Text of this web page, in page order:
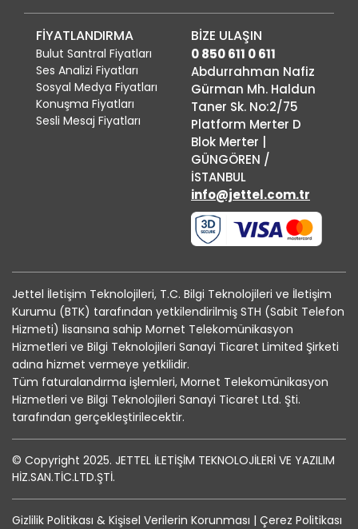
FİYATLANDIRMA
Bulut Santral Fiyatları
Ses Analizi Fiyatları
Sosyal Medya Fiyatları
Konuşma Fiyatları
Sesli Mesaj Fiyatları
BİZE ULAŞIN
0 850 611 0 611
Abdurrahman Nafiz
Gürman Mh. Haldun
Taner Sk. No:2/75
Platform Merter D
Blok Merter |
GÜNGÖREN /
İSTANBUL
info@jettel.com.tr
Jettel İletişim Teknolojileri, T.C. Bilgi Teknolojileri ve İletişim
Kurumu (BTK) tarafından yetkilendirilmiş STH (Sabit Telefon
Hizmeti) lisansına sahip Mornet Telekomünikasyon
Hizmetleri ve Bilgi Teknolojileri Sanayi Ticaret Limited Şirketi
adına hizmet vermeye yetkilidir.
Tüm faturalandırma işlemleri, Mornet Telekomünikasyon
Hizmetleri ve Bilgi Teknolojileri Sanayi Ticaret Ltd. Şti.
tarafından gerçekleştirilecektir.
© Copyright 2025. JETTEL İLETİŞİM TEKNOLOJİLERİ VE YAZILIM
HİZ.SAN.TİC.LTD.ŞTİ.
Gizlilik Politikası & Kişisel Verilerin Korunması | Çerez Politikası